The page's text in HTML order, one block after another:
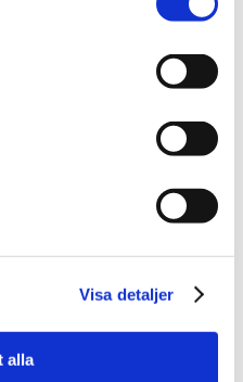
Visa detaljer
alla
kunna få hjälp,
med boken som
val att tacka ja till
att förstå att jag i